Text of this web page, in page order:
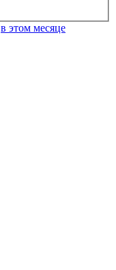
в этом месяце